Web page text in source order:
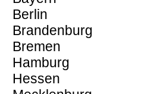
Berlin
Brandenburg
Bremen
Hamburg
Hessen